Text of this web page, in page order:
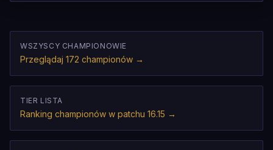
WSZYSCY CHAMPIONOWIE
Przeglądaj 172 championów →
TIER LISTA
Ranking championów w patchu 16.15 →